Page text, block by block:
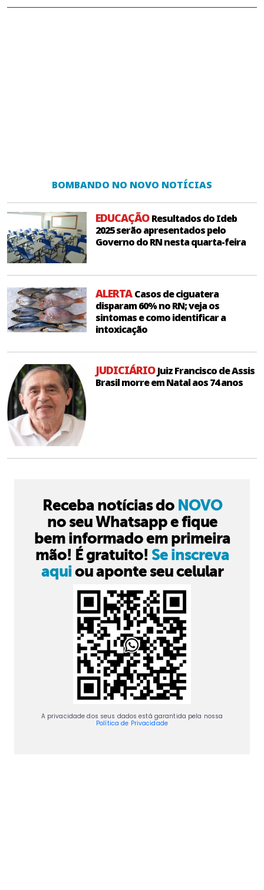
BOMBANDO NO NOVO NOTÍCIAS
EDUCAÇÃOResultados do Ideb
2025 serão apresentados pelo
Governo do RN nesta quarta-feira
ALERTACasos de ciguatera
disparam 60% no RN; veja os
sintomas e como identificar a
intoxicação
JUDICIÁRIOJuiz Francisco de Assis
Brasil morre em Natal aos 74 anos
Receba notícias do NOVO
no seu Whatsapp e fique
bem informado em primeira
mão! É gratuito! Se inscreva
aquiou aponte seu celular
A privacidade dos seus dados está garantida pela nossa
Política de Privacidade